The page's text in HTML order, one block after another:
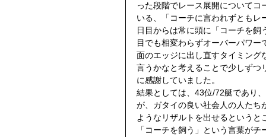
った段階でレース展開について
いる、「コーチに言われずとも
日目からは常に頭に「コーチを
目でも相変わらずオーバーパワ
面のエッジに出し直すタイミング
言うかなと考えることで少しずつ
に感謝していました。
結果としては、43位/72艇であり
が、ガタイの良い社会人の人たち
ようなリザルトを出せるという
「コーチを飼う」という言葉が